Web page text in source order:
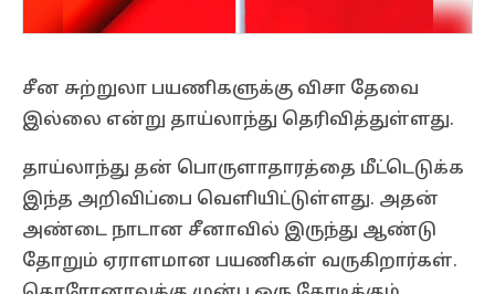
சீன சுற்றுலா பயணிகளுக்கு விசா தேவை
இல்லை என்று தாய்லாந்து தெரிவித்துள்ளது.
தாய்லாந்து தன் பொருளாதாரத்தை மீட்டெடுக்க
இந்த அறிவிப்பை வெளியிட்டுள்ளது. அதன்
அண்டை நாடான சீனாவில் இருந்து ஆண்டு
தோறும் ஏராளமான பயணிகள் வருகிறார்கள்.